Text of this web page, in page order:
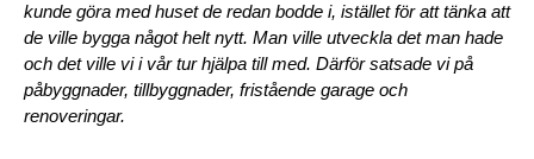
kunde göra med huset de redan bodde i, istället för att tänka att
de ville bygga något helt nytt. Man ville utveckla det man hade
och det ville vi i vår tur hjälpa till med. Därför satsade vi på
påbyggnader, tillbyggnader, fristående garage och
renoveringar.